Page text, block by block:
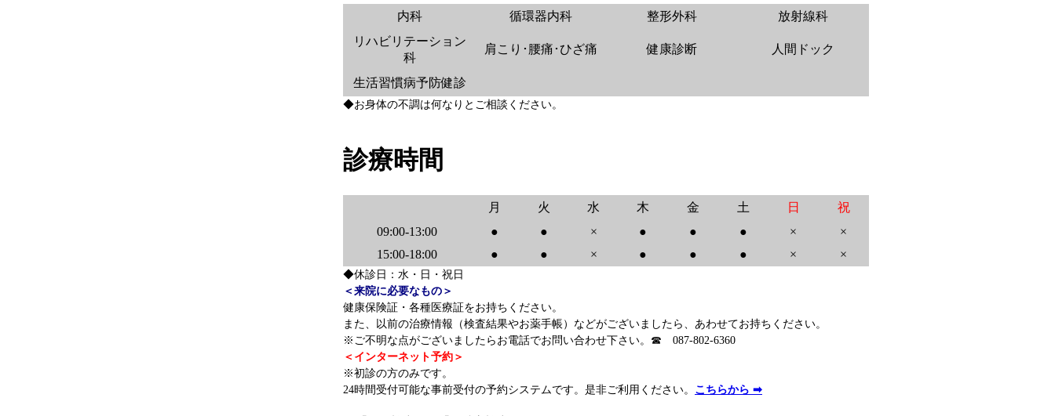
■2025年12月18日 年末年始の診療につきまして
■2025年12月18日1月整形外科の診療日につきまして
■2025年12月15日12月29日（月）の診療体制につきまして
■2025年10月30日
■2025年09月20日9月22日（月）の診療体制につきまして
■2025年07月25日
■2025年07月25日 8月23日（土）の診療体制につきまして
■2025年07月11日8月整形外科 診療日のお知らせ
■2025年07月11日7月整形外科 診療日のお知らせ
■2025年07月11日6月整形外科 診療日のお知らせ
■2025年05月24日6月2日（月）の診療体制につきまして
内科 循環器内科 整形外科
放射線科
リハビリテーション
科
肩こり･腰痛･ひざ痛 健康診断 人間ドック
生活習慣病予防健診
◆お身体の不調は何なりとご相談ください。
診療時間
月 火 水 木 金 土 日
祝
09:00-13:00
● ● × ● ● ● ×
×
15:00-18:00
● ● × ● ● ● × ×
◆休診日：水・日・祝日
＜来院に必要なもの＞
健康保険証・各種医療証をお持ちください。
また、以前の治療情報（検査結果やお薬手帳）などがございましたら、あわせてお持ちください。
※ご不明な点がございましたらお電話でお問い合わせ下さい。☎ 087-802-6360
＜インターネット予約＞
※初診の方のみです。
24時間受付可能な事前受付の予約システムです。是非ご利用ください。 こちらから ➡